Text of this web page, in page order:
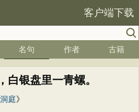
客户端下载
名句 作者 古籍
白银盘里一青螺。
庭》